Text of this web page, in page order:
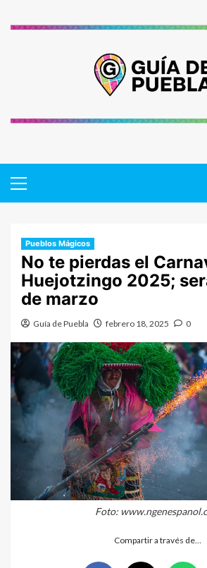
Menu
Pueblos Mágicos
No te pierdas el
Huejotzingo 2025;
de marzo
Guía de Puebla febrero 18, 2025 0
Foto:
Compartir a través de…